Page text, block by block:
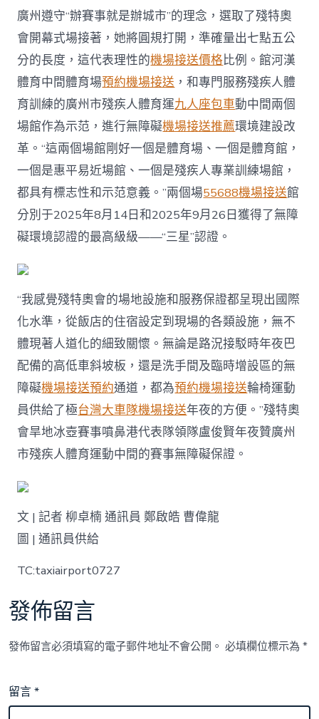
廣州遵守“辦賽事就是辦城市”的理念，選取了殘特奧
會開幕式場接著，她將圓規打開，準確量出七點五公
分的長度，這代表理性的機場接送價格比例。館河漢
體育中間體育場預約機場接送 ，和專門服務殘疾人體
育訓練的廣州市殘疾人體育運九人座包車動中間兩個
場館作為示范，進行無障礙機場接送推薦環境建設改
革。“這兩個場館剛好一個是體育場、一個是體育館，
一個是惠平易近場館、一個是殘疾人專業訓練場館，
都具有標志性和示范意義。”兩個場55688機場接送館
分別于2025年8月14日和2025年9月26日獲得了無障
礙環境認證的最高級級——“三星”認證。
“我感覺殘特奧會的場地設施和服務保證都呈現出國際
化水準，從飯店的住宿設定到現場的各類設施，無不
體現著人道化的細致關懷。無論是路況接駁時年夜巴
配備的高低車斜坡板，還是洗手間及臨時增設區的無
障礙機場接送預約通道，都為預約機場接送輪椅運動
員供給了極台灣大車隊機場接送年夜的方便。”殘特奧
會旱地冰壺賽事噴鼻港代表隊領隊盧俊賢年夜贊廣州
市殘疾人體育運動中間的賽事無障礙保證。
文 | 記者 柳卓楠 通訊員 鄭啟皓 曹偉龍
圖 | 通訊員供給
TC:taxiairport0727
發佈留言
發佈留言必須填寫的電子郵件地址不會公開。 必填欄位標示為*
留言*